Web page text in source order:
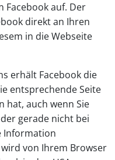
Facebook auf. Der
direkt an Ihren
in die Webseite
erhält Facebook die
entsprechende Seite
hat, auch wenn Sie
gerade nicht bei
Information
von Ihrem Browser